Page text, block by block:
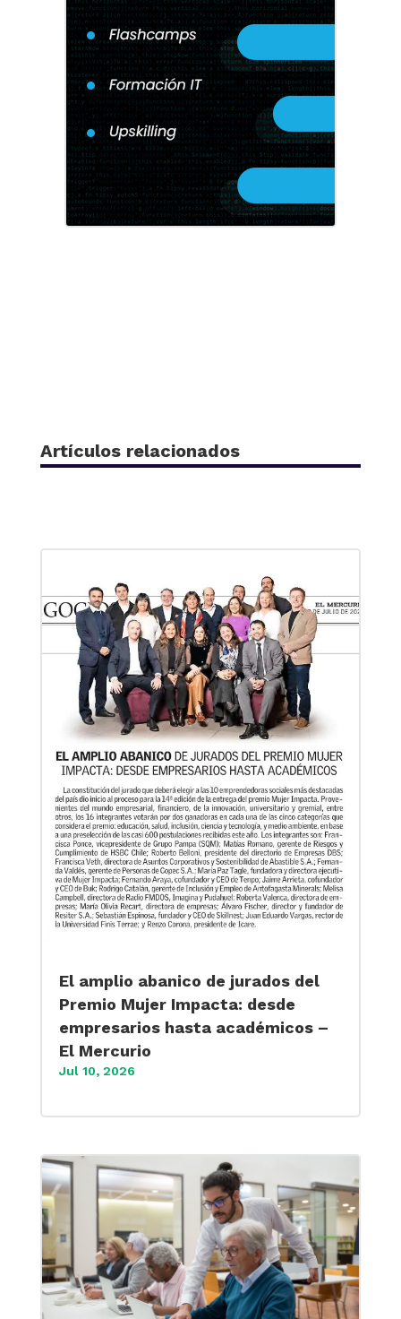
Artículos relacionados
El amplio abanico de jurados del
Premio Mujer Impacta: desde
empresarios hasta académicos –
El Mercurio
Jul 10, 2026